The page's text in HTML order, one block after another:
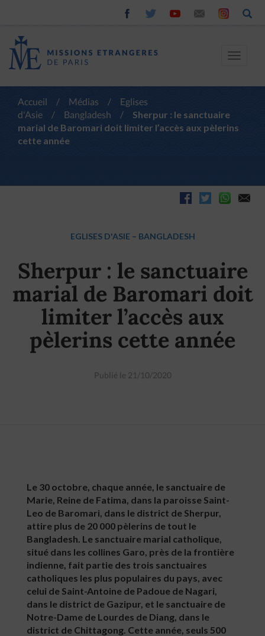
Toggle
Accueil / Médias /
Eglises
d'Asie
/ Bangladesh /
Sherpur : le sanctuaire
marial de Baromari doit limiter l’accès aux pèlerins
cette année
EGLISES D'ASIE – BANGLADESH
Sherpur : le sanctuaire
marial de Baromari doit
limiter l’accès aux
pèlerins cette année
Publié le 21/10/2020
Le 30 octobre, chaque année, le sanctuaire de
Marie, Reine de Fatima, dans la paroisse Saint-
Leo de Baromari, dans le district de Sherpur,
attire plus de 20 000 pèlerins de tout le
Bangladesh. Le sanctuaire marial catholique,
situé dans les collines Garo, près de la frontière
indienne, fait partie des trois sanctuaires
catholiques les plus populaires du pays, avec
celui de Saint-Antoine de Padoue de Nagari,
dans le district de Gazipur, et le sanctuaire de
Notre-Dame de Lourdes de Diang, dans le
district de Chittagong. Cette année, seuls 500